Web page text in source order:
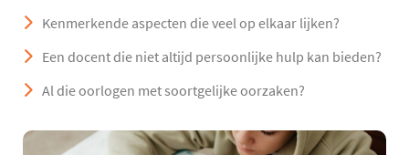
Kenmerkende aspecten die veel op elkaar lijken?
Een docent die niet altijd persoonlijke hulp kan bieden?
Al die oorlogen met soortgelijke oorzaken?